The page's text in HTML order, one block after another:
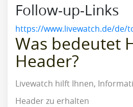
Follow-up-Links
https://www.livewatch.de/de/
Was bedeutet
Header?
Livewatch hilft Ihnen,
Header zu erhalten